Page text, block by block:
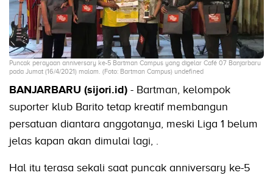
Puncak perayaan anniversary ke-5 Bartman Campus yang digelar Café 07 Banjarbaru
pada Jumat (16/4/2021) malam. (Foto: Bartman Campus) undefined
BANJARBARU (sijori.id) - Bartman, kelompok
suporter klub Barito tetap kreatif membangun
persatuan diantara anggotanya, meski Liga 1 belum
jelas kapan akan dimulai lagi, .
Hal itu terasa sekali saat puncak anniversary ke-5